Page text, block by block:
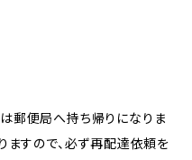
郵便局へ持ち帰りになりま
ますので、必ず再配達依頼を